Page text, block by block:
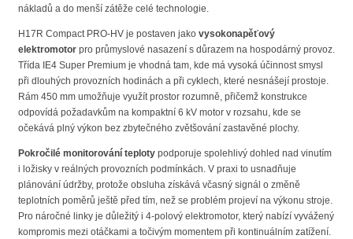
nákladů a do menší zátěže celé technologie.
H17R Compact PRO-HV je postaven jako vysokonapěťový
elektromotor pro průmyslové nasazení s důrazem na hospodárný provoz.
Třída IE4 Super Premium je vhodná tam, kde má vysoká účinnost smysl
při dlouhých provozních hodinách a při cyklech, které nesnášejí prostoje.
Rám 450 mm umožňuje využít prostor rozumně, přičemž konstrukce
odpovídá požadavkům na kompaktní 6 kV motor v rozsahu, kde se
očekává plný výkon bez zbytečného zvětšování zastavěné plochy.
Pokročilé monitorování teploty podporuje spolehlivý dohled nad vinutím
i ložisky v reálných provozních podmínkách. V praxi to usnadňuje
plánování údržby, protože obsluha získává včasný signál o změně
teplotních poměrů ještě před tím, než se problém projeví na výkonu stroje.
Pro náročné linky je důležitý i 4-polový elektromotor, který nabízí vyvážený
kompromis mezi otáčkami a točivým momentem při kontinuálním zatížení.